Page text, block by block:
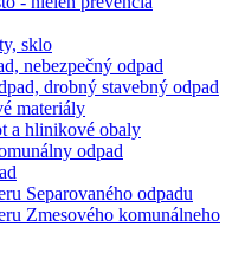
sklo
nebezpečný odpad
drobný stavebný odpad
materiály
a hlinikové obaly
odpad
Separovaného odpadu
Zmesového komunálneho